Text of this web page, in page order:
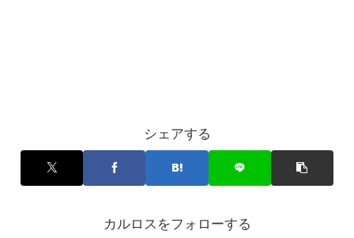
シェアする
カルロスをフォローする